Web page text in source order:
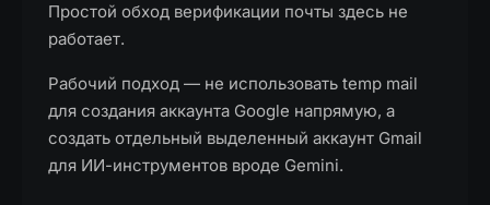
Простой обход верификации почты здесь не
работает.
Рабочий подход — не использовать temp mail
для создания аккаунта Google напрямую, а
создать отдельный выделенный аккаунт Gmail
для ИИ-инструментов вроде Gemini.